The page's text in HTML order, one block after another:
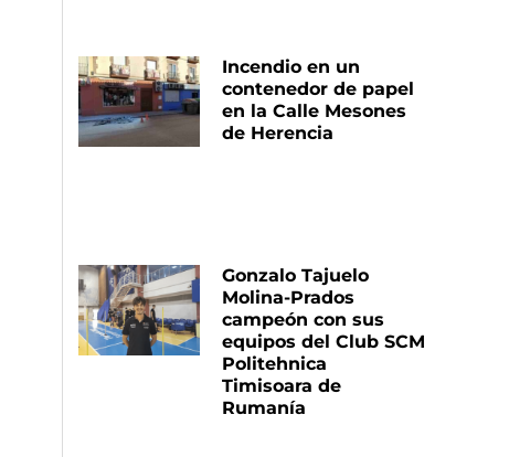
Incendio en un
contenedor de papel
en la Calle Mesones
de Herencia
Gonzalo Tajuelo
Molina-Prados
campeón con sus
equipos del Club SCM
Politehnica
Timisoara de
Rumanía